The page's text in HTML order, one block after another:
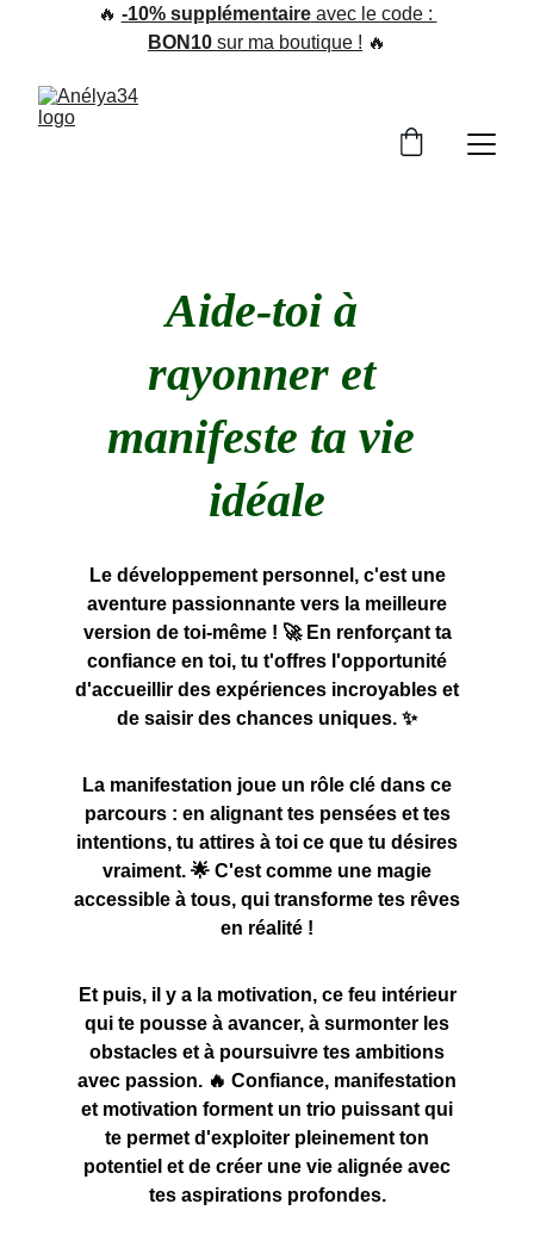
🔥 -10% supplémentaire avec le code :
BON10 sur ma boutique ! 🔥
Aide-toi à
rayonner et
manifeste ta vie
idéale
Le développement personnel, c'est une
aventure passionnante vers la meilleure
version de toi-même ! 🚀 En renforçant ta
confiance en toi, tu t'offres l'opportunité
d'accueillir des expériences incroyables et
de saisir des chances uniques. ✨
La manifestation joue un rôle clé dans ce
parcours : en alignant tes pensées et tes
intentions, tu attires à toi ce que tu désires
vraiment. 🌟 C'est comme une magie
accessible à tous, qui transforme tes rêves
en réalité !
Et puis, il y a la motivation, ce feu intérieur
qui te pousse à avancer, à surmonter les
obstacles et à poursuivre tes ambitions
avec passion. 🔥 Confiance, manifestation
et motivation forment un trio puissant qui
te permet d'exploiter pleinement ton
potentiel et de créer une vie alignée avec
tes aspirations profondes.